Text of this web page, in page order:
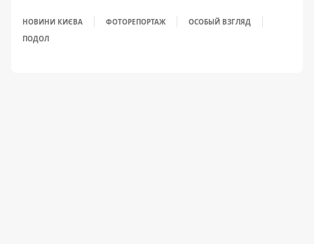
НОВИНИ КИЄВА ФОТОРЕПОРТАЖ
ОСОБЫЙ ВЗГЛЯД
ПОДОЛ